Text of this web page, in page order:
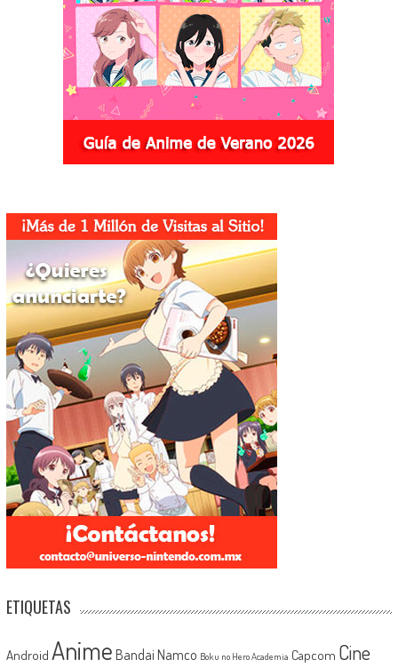
ETIQUETAS
Android Anime Bandai Namco Boku no Hero Academia Capcom Cine